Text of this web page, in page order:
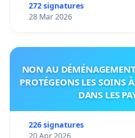
272 signatures
28 Mar 2026
NON AU
PROTÉGEONS LES SOINS
DANS LES
226 signatures
20 Apr 2026